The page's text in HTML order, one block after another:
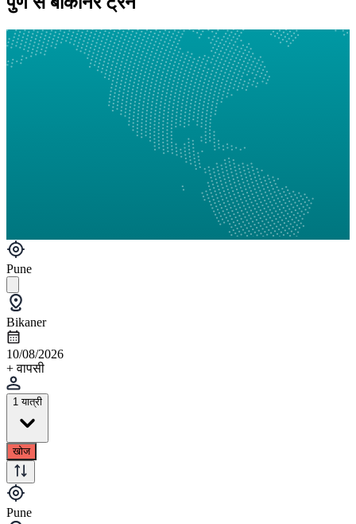
Pune
Bikaner
10/08/2026
+ वापसी
1 यात्री
खोज
Pune